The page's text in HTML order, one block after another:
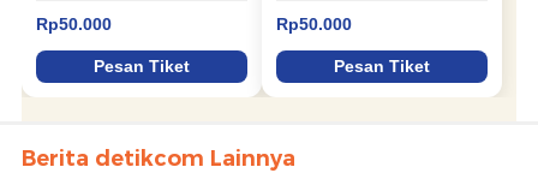
Berita detikcom Lainnya